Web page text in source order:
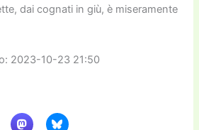
dai cognati in giù, è miseramente
2023-10-23 21:50